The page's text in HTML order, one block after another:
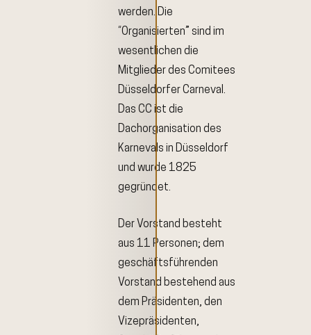
werden. Die
“Organisierten” sind im
wesentlichen die
Mitglieder des Comitees
Düsseldorfer Carneval.
Das CC ist die
Dachorganisation des
Karnevals in Düsseldorf
und wurde 1825
gegründet.
Der Vorstand besteht
aus 11 Personen; dem
geschäftsführenden
Vorstand bestehend aus
dem Präsidenten, den
Vizepräsidenten,